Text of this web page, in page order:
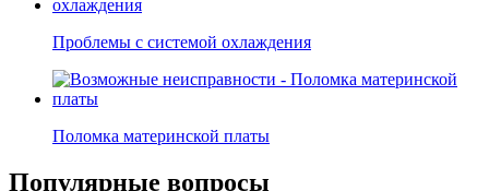
Проблемы с системой охлаждения
Поломка материнской платы
Популярные вопросы